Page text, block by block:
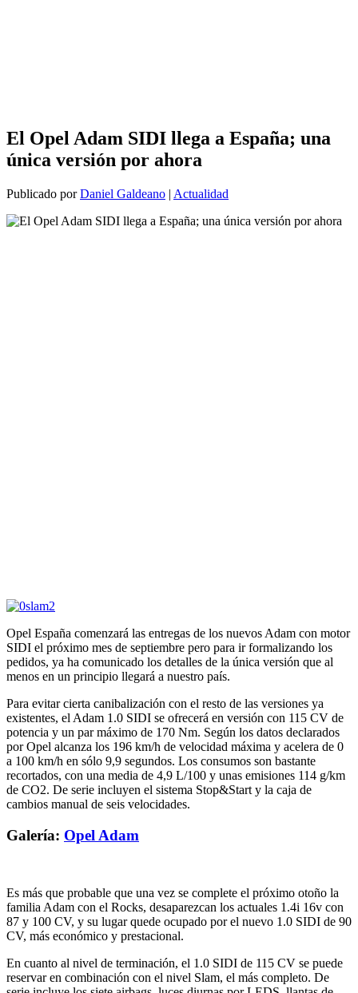
El Opel Adam SIDI llega a España; una
única versión por ahora
Publicado porDaniel Galdeano | Actualidad
Opel España comenzará las entregas de los nuevos Adam con motor
SIDI el próximo mes de septiembre pero para ir formalizando los
pedidos, ya ha comunicado los detalles de la única versión que al
menos en un principio llegará a nuestro país.
Para evitar cierta canibalización con el resto de las versiones ya
existentes, el Adam 1.0 SIDI se ofrecerá en versión con 115 CV de
potencia y un par máximo de 170 Nm. Según los datos declarados
por Opel alcanza los 196 km/h de velocidad máxima y acelera de 0
a 100 km/h en sólo 9,9 segundos. Los consumos son bastante
recortados, con una media de 4,9 L/100 y unas emisiones 114 g/km
de CO2. De serie incluyen el sistema Stop&Start y la caja de
cambios manual de seis velocidades.
Galería: Opel Adam
Es más que probable que una vez se complete el próximo otoño la
familia Adam con el Rocks, desaparezcan los actuales 1.4i 16v con
87 y 100 CV, y su lugar quede ocupado por el nuevo 1.0 SIDI de 90
CV, más económico y prestacional.
En cuanto al nivel de terminación, el 1.0 SIDI de 115 CV se puede
reservar en combinación con el nivel Slam, el más completo. De